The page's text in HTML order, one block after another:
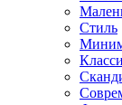
Стиль